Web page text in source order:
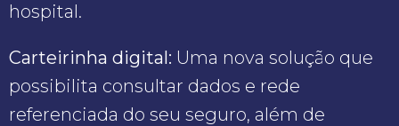
hospital.
Carteirinha digital: Uma nova solução que
possibilita consultar dados e rede
referenciada do seu seguro, além de